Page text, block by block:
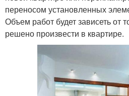
переносом установленных
Объем работ будет зависеть от
решено произвести в квартире.